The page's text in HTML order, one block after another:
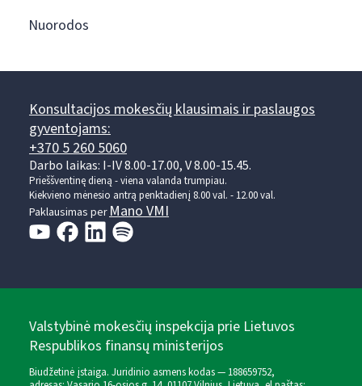
Nuorodos
Konsultacijos mokesčių klausimais ir paslaugos
gyventojams:
+370 5 260 5060
Darbo laikas: I-IV 8.00-17.00, V 8.00-15.45.
Prieššventinę dieną - viena valanda trumpiau.
Kiekvieno mėnesio antrą penktadienį 8.00 val. - 12.00 val.
Paklausimas per Mano VMI
Valstybinė mokesčių inspekcija prie Lietuvos
Respublikos finansų ministerijos
Biudžetinė įstaiga. Juridinio asmens kodas — 188659752,